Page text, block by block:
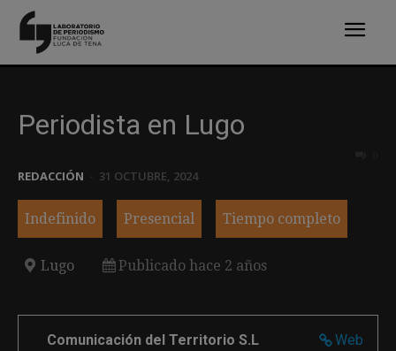
Periodista en Lugo
REDACCIÓN 31 OCTUBRE, 2024
Indefinido Presencial Tiempo completo
Lugo Publicado hace 2 años
Web
Comunicación del Territorio S.L